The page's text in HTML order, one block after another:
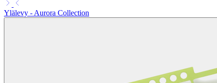
Ylälevy - Aurora Collection